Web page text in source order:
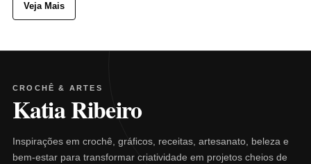
Veja Mais
CROCHÊ & ARTES
Katia Ribeiro
Inspirações em crochê, gráficos, receitas, artesanato, beleza e
bem-estar para transformar criatividade em projetos cheios de